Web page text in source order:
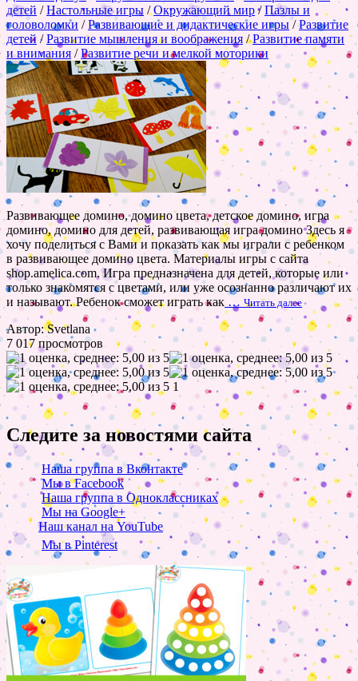
детей /Настольные игры /Окружающий мир/Пазлы и
головоломки /Развивающие и дидактические игры/Развитие
детей/Развитие мышления и воображения /Развитие памяти
и внимания /Развитие речи и мелкой моторики
Развивающее домино, домино цвета, детское домино, игра
домино, домино для детей, развивающая игра домино Здесь я
хочу поделиться с Вами и показать как мы играли с ребенком
в развивающее домино цвета. Материалы игры с сайта
shop.amelica.com. Игра предназначена для детей, которые или
только знакомятся с цветами, или уже осознанно различают их
и называют. Ребенок сможет играть как … Читать далее
Автор: Svetlana
7 017 просмотров
1
Следите за новостями сайта
Наша группа в Вконтакте
Мы в Facebook
Наша группа в Одноклассниках
Мы на Google+
Наш канал на YouTube
Мы в Pinterest